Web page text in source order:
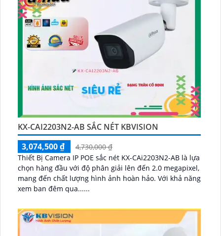
KX-CAI2203N2-AB SẮC NÉT KBVISION
3,074,500 ₫
4,730,000 ₫
Thiết Bị Camera IP POE sắc nét KX-CAi2203N2-AB là lựa
chọn hàng đầu với độ phân giải lên đến 2.0 megapixel,
mang đến chất lượng hình ảnh hoàn hảo. Với khả năng
xem ban đêm qua......